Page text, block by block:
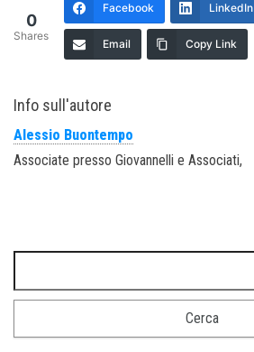
0
Shares
Facebook LinkedIn
Email Copy Link
Info sull'autore
Alessio Buontempo
Associate presso Giovannelli e Associati,